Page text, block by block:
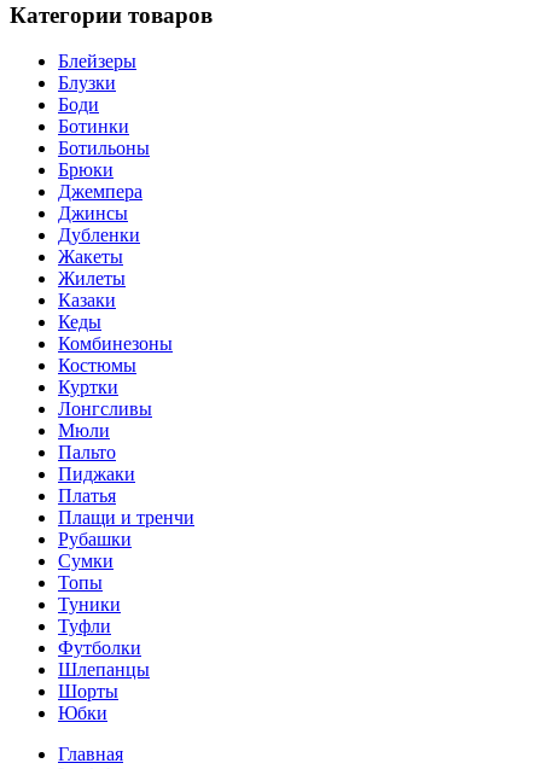
Категории товаров
Блейзеры
Блузки
Боди
Ботинки
Ботильоны
Брюки
Джемпера
Джинсы
Дубленки
Жакеты
Жилеты
Казаки
Кеды
Комбинезоны
Костюмы
Куртки
Лонгсливы
Мюли
Пальто
Пиджаки
Платья
Плащи и тренчи
Рубашки
Сумки
Топы
Туники
Туфли
Футболки
Шлепанцы
Шорты
Юбки
Главная